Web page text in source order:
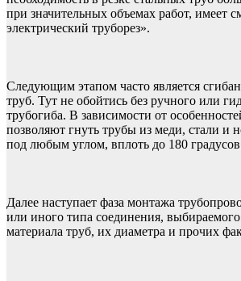
при значительных объемах работ, имеет
электрический труборез».
Следующим этапом часто является
труб. Тут не обойтись без ручного или
трубогиба. В зависимости от
позволяют гнуть трубы из меди, стали и
под любым углом, вплоть до 180
Далее наступает фаза монтажа
или иного типа соединения,
материала труб, их диаметра и прочих